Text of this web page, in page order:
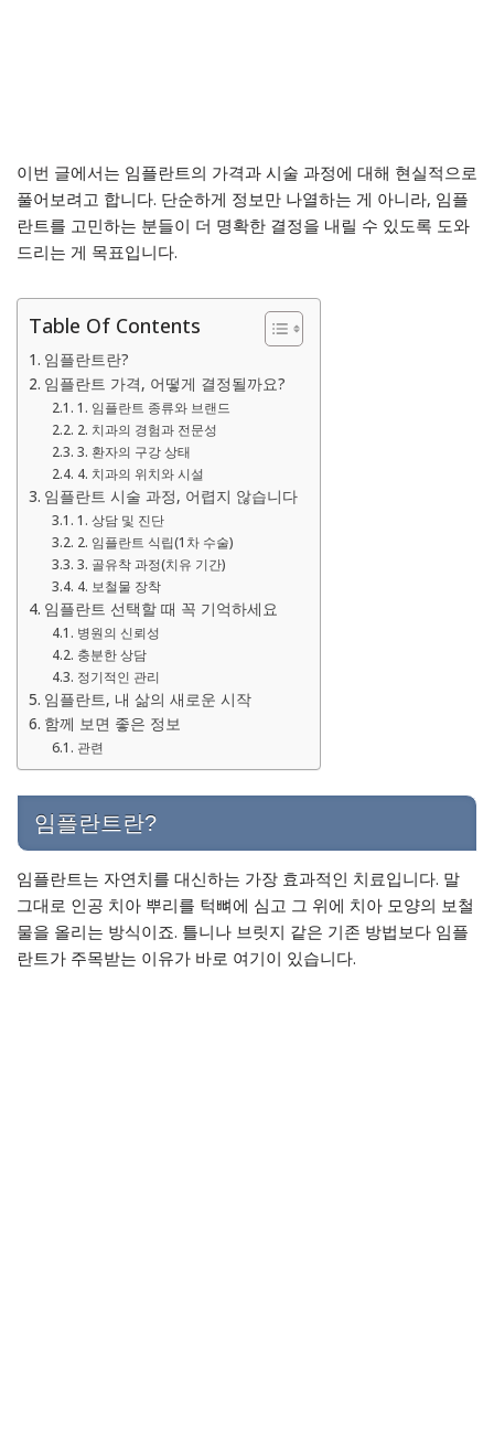
이번 글에서는 임플란트의 가격과 시술 과정에 대해 현실적으로
풀어보려고 합니다. 단순하게 정보만 나열하는 게 아니라, 임플
란트를 고민하는 분들이 더 명확한 결정을 내릴 수 있도록 도와
드리는 게 목표입니다.
Table Of Contents
임플란트란?
임플란트 가격, 어떻게 결정될까요?
1. 임플란트 종류와 브랜드
2. 치과의 경험과 전문성
3. 환자의 구강 상태
4. 치과의 위치와 시설
임플란트 시술 과정, 어렵지 않습니다
1. 상담 및 진단
2. 임플란트 식립(1차 수술)
3. 골유착 과정(치유 기간)
4. 보철물 장착
임플란트 선택할 때 꼭 기억하세요
병원의 신뢰성
충분한 상담
정기적인 관리
임플란트, 내 삶의 새로운 시작
함께 보면 좋은 정보
관련
임플란트란?
임플란트는 자연치를 대신하는 가장 효과적인 치료입니다. 말
그대로 인공 치아 뿌리를 턱뼈에 심고 그 위에 치아 모양의 보철
물을 올리는 방식이죠. 틀니나 브릿지 같은 기존 방법보다 임플
란트가 주목받는 이유가 바로 여기이 있습니다.